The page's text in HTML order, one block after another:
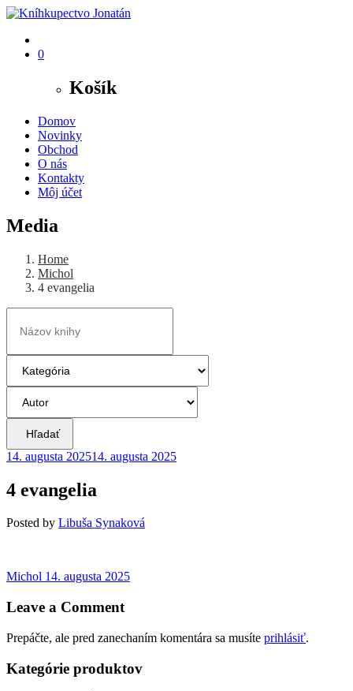
0
Košík
Domov
Novinky
Obchod
O nás
Kontakty
Môj účet
Media
Home
Michol
4 evangelia
Hľadať
14. augusta 202514. augusta 2025
4 evangelia
Posted by Libuša Synaková
Navigácia
v
Michol Previous
14. augusta 2025
Leave a Comment
Prepáčte, ale pred zanechaním komentára sa musíte prihlásiť.
Kategórie produktov